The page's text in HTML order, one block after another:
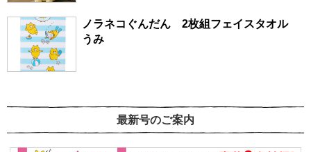
ノラネコぐんだん 2枚組フェイスタオル
うみ
最新号のご案内